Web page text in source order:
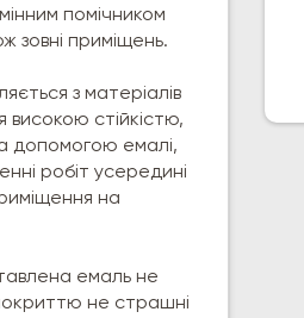
помічником
зовні приміщень.
з матеріалів
високою стійкістю,
допомогою емалі,
робіт усередині
на
емаль не
не страшні